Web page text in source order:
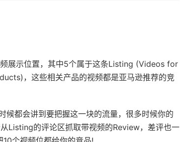
展示位置，其中5个属于这条Listing (Videos for
，这些相关产品的视频都是亚马逊推荐的竞
候都会讲到要把握这一块的流量，很多时候你的
Listing的评论区抓取带视频的Review，差评也一